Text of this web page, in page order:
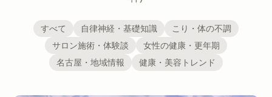
すべて 自律神経・基礎知識
こり・体の不調
サロン施術・体験談
女性の健康・更年期
名古屋・地域情報
健康・美容トレンド